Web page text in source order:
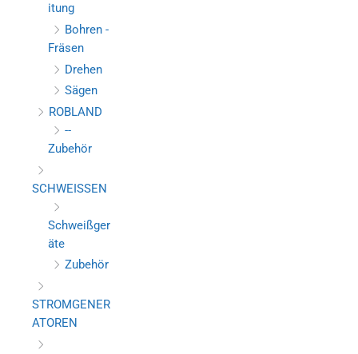
itung
Bohren -
Fräsen
Drehen
Sägen
ROBLAND
--
Zubehör
SCHWEISSEN
Schweißger
äte
Zubehör
STROMGENER
ATOREN